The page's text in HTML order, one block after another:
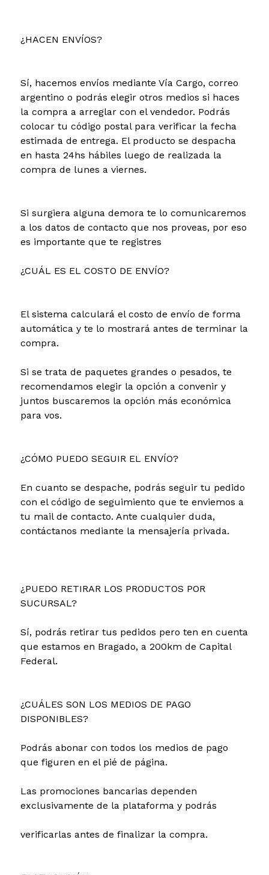
¿HACEN ENVÍOS?
Sí, hacemos envíos mediante Vía Cargo, correo
argentino o podrás elegir otros medios si haces
la compra a arreglar con el vendedor. Podrás
colocar tu código postal para verificar la fecha
estimada de entrega. El producto se despacha
en hasta 24hs hábiles luego de realizada la
compra de lunes a viernes.
Si surgiera alguna demora te lo comunicaremos
a los datos de contacto que nos proveas, por eso
es importante que te registres
¿CUÁL ES EL COSTO DE ENVÍO?
El sistema calculará el costo de envío de forma
automática y te lo mostrará antes de terminar la
compra.
Si se trata de paquetes grandes o pesados, te
recomendamos elegir la opción a convenir y
juntos buscaremos la opción más económica
para vos.
¿CÓMO PUEDO SEGUIR EL ENVÍO?
En cuanto se despache, podrás seguir tu pedido
con el código de seguimiento que te enviemos a
tu mail de contacto. Ante cualquier duda,
contáctanos mediante la mensajería privada.
¿PUEDO RETIRAR LOS PRODUCTOS POR
SUCURSAL?
Sí, podrás retirar tus pedidos pero ten en cuenta
que estamos en Bragado, a 200km de Capital
Federal.
¿CUÁLES SON LOS MEDIOS DE PAGO
DISPONIBLES?
Podrás abonar con todos los medios de pago
que figuren en el pié de página.
Las promociones bancarias dependen
exclusivamente de la plataforma y podrás
verificarlas antes de finalizar la compra.